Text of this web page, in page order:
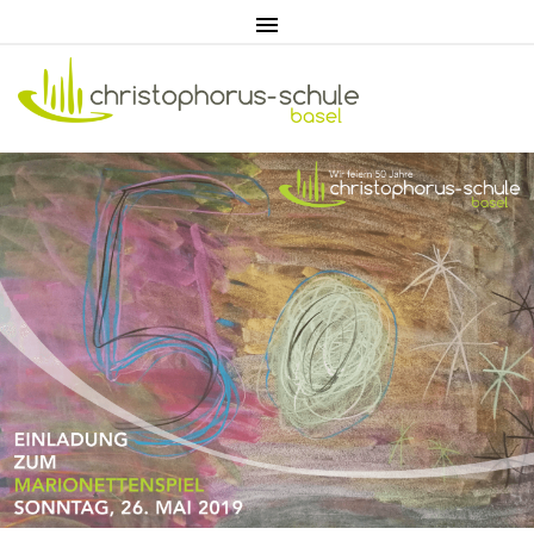
Home
Aktuell
Pädagogik
Unterricht
Eltern